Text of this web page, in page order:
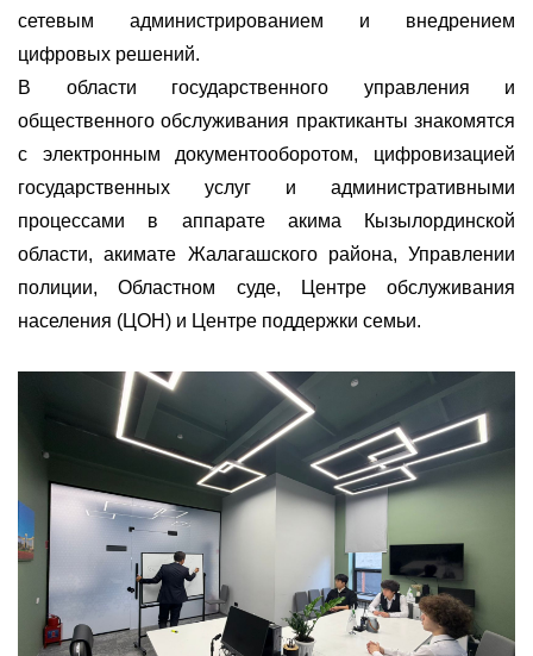
сетевым администрированием и внедрением
цифровых решений.
В области государственного управления и
общественного обслуживания практиканты знакомятся
с электронным документооборотом, цифровизацией
государственных услуг и административными
процессами в аппарате акима Кызылординской
области, акимате Жалагашского района, Управлении
полиции, Областном суде, Центре обслуживания
населения (ЦОН) и Центре поддержки семьи.